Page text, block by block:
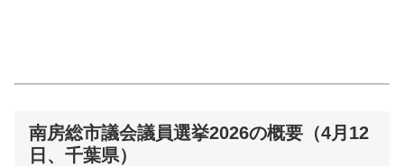
南房総市議会議員選挙2026の概要（4月12
日、千葉県）